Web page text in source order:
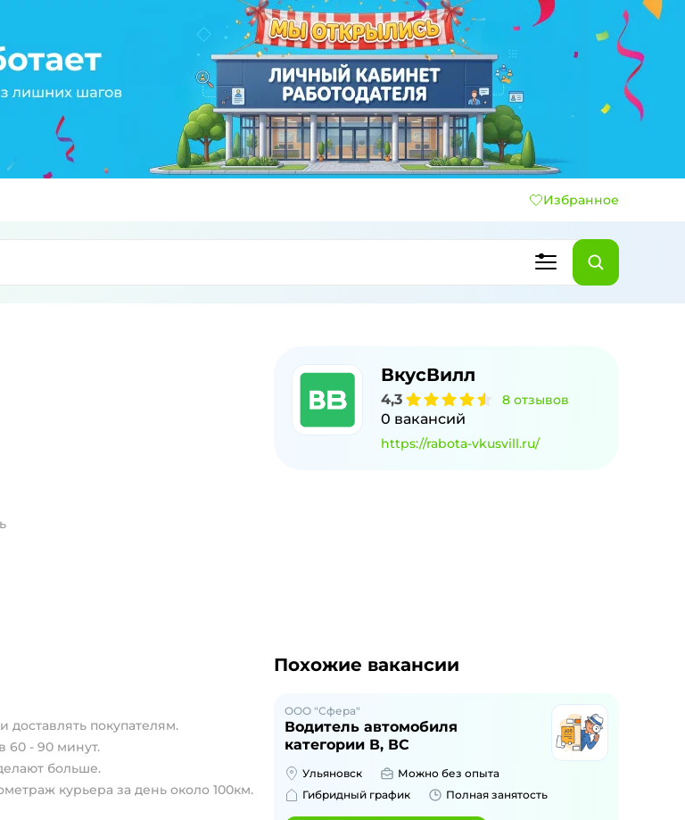
Избранное
ВкусВилл
4,3 8 отзывов
0 вакансий
https://rabota-vkusvill.ru/
достaвлять покупателям.
60 - 90 минут.
больше.
курьера за день около 100км.
Похожие вакансии
ООО "Сфера"
Водитель автомобиля
категории В, ВС
Ульяновск
Можно без опыта
Гибридный график
Полная занятость